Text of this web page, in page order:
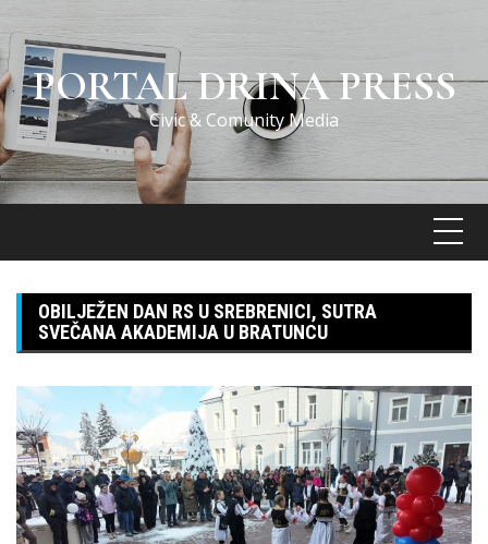
Skip
to
contentPORTAL DRINA PRESS
Civic & Comunity Media
OBILJEŽEN DAN RS U SREBRENICI, SUTRA
SVEČANA AKADEMIJA U BRATUNCU